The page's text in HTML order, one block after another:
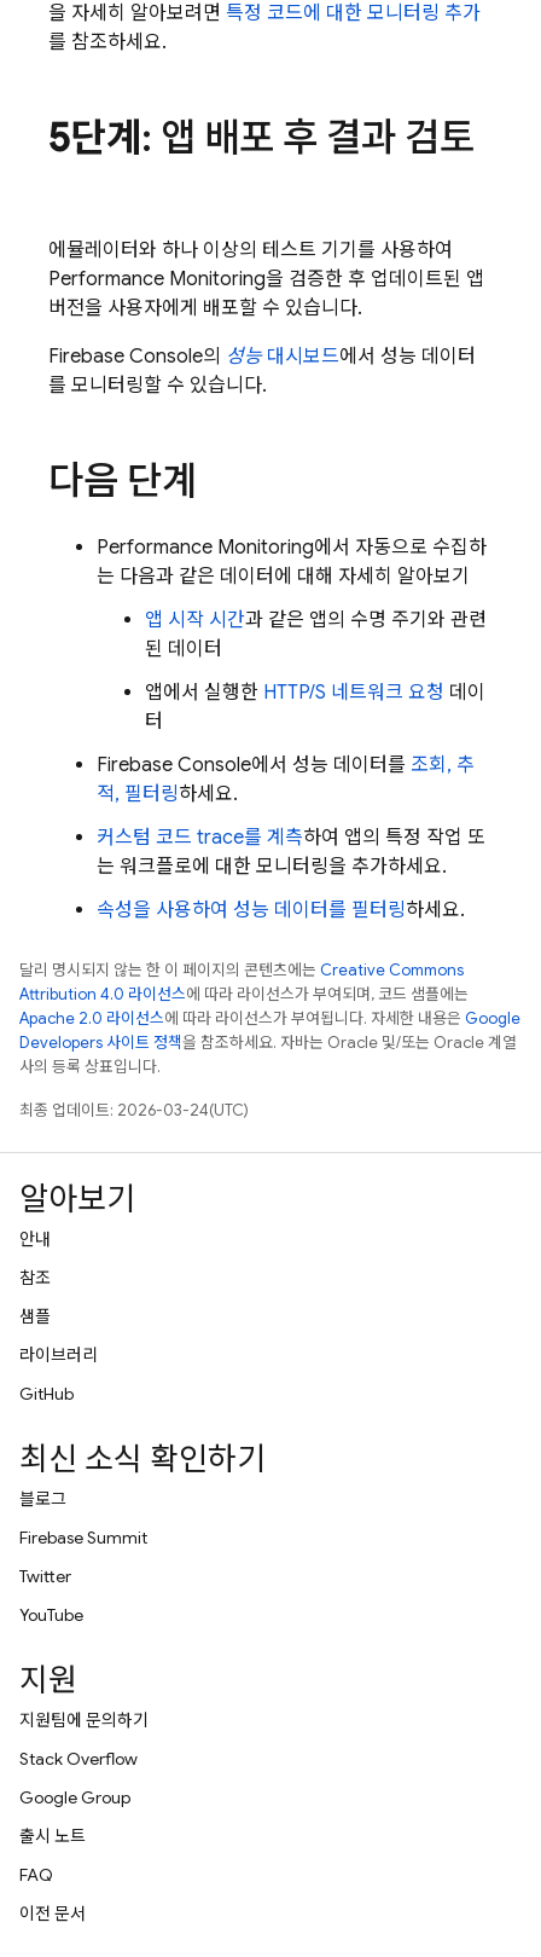
을 자세히 알아보려면 특정 코드에 대한 모니터링 추가
를 참조하세요.
5단계 : 앱 배포 후 결과 검토
에뮬레이터와 하나 이상의 테스트 기기를 사용하여
Performance Monitoring을 검증한 후 업데이트된 앱
버전을 사용자에게 배포할 수 있습니다.
Firebase Console의 성능대시보드에서 성능 데이터
를 모니터링할 수 있습니다.
다음 단계
Performance Monitoring에서 자동으로 수집하
는 다음과 같은 데이터에 대해 자세히 알아보기
앱 시작 시간과 같은 앱의 수명 주기와 관련
된 데이터
앱에서 실행한 HTTP/S 네트워크 요청 데이
터
Firebase Console에서 성능 데이터를 조회, 추
적, 필터링하세요.
커스텀 코드 trace를 계측하여 앱의 특정 작업 또
는 워크플로에 대한 모니터링을 추가하세요.
속성을 사용하여 성능 데이터를 필터링하세요.
달리 명시되지 않는 한 이 페이지의 콘텐츠에는 Creative Commons
Attribution 4.0 라이선스에 따라 라이선스가 부여되며, 코드 샘플에는
Apache 2.0 라이선스에 따라 라이선스가 부여됩니다. 자세한 내용은 Google
Developers 사이트 정책을 참조하세요. 자바는 Oracle 및/또는 Oracle 계열
사의 등록 상표입니다.
최종 업데이트: 2026-03-24(UTC)
알아보기
안내
참조
샘플
라이브러리
GitHub
최신 소식 확인하기
블로그
Firebase Summit
Twitter
YouTube
지원
지원팀에 문의하기
Stack Overflow
Google Group
출시 노트
FAQ
이전 문서